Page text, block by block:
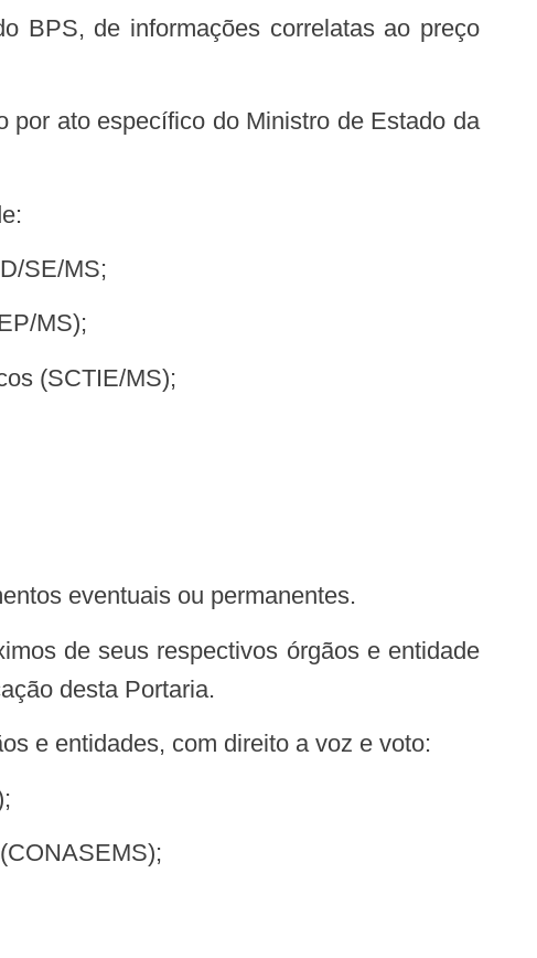
SE/MS;
MS);
(SCTIE/MS);
eventuais ou permanentes.
de seus respectivos órgãos e entidade
desta Portaria.
e entidades, com direito a voz e voto: